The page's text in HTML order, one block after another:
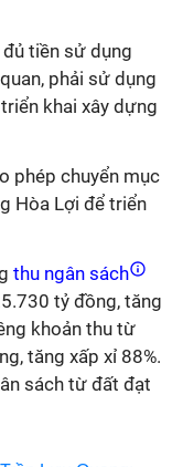
tiền sử dụng
phải sử dụng
khai xây dựng
phép chuyển mục
Hòa Lợi để triển
thu ngân sách
tỷ đồng, tăng
khoản thu từ
tăng xấp xỉ 88%.
sách từ đất đạt